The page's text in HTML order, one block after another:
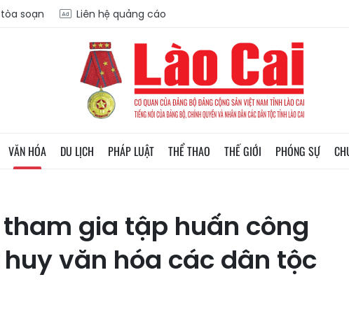
soạn Liên hệ quảng cáo
VĂN HÓA DU LỊCH PHÁP LUẬT THỂ THAO THẾ GIỚI PHÓNG SỰ
gia tập huấn công
văn hóa các dân tộc